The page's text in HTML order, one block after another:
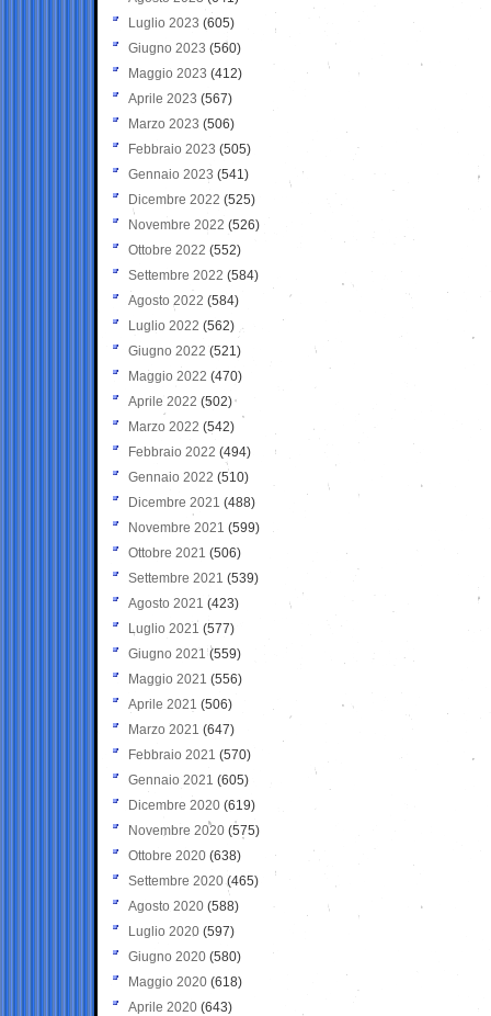
Luglio 2023 (605)
Giugno 2023 (560)
Maggio 2023 (412)
Aprile 2023 (567)
Marzo 2023 (506)
Febbraio 2023 (505)
Gennaio 2023 (541)
Dicembre 2022 (525)
Novembre 2022 (526)
Ottobre 2022 (552)
Settembre 2022 (584)
Agosto 2022 (584)
Luglio 2022 (562)
Giugno 2022 (521)
Maggio 2022 (470)
Aprile 2022 (502)
Marzo 2022 (542)
Febbraio 2022 (494)
Gennaio 2022 (510)
Dicembre 2021 (488)
Novembre 2021 (599)
Ottobre 2021 (506)
Settembre 2021 (539)
Agosto 2021 (423)
Luglio 2021 (577)
Giugno 2021(559)
Maggio 2021 (556)
Aprile 2021 (506)
Marzo 2021 (647)
Febbraio 2021 (570)
Gennaio 2021 (605)
Dicembre 2020 (619)
Novembre 2020 (575)
Ottobre 2020 (638)
Settembre 2020(465)
Agosto 2020 (588)
Luglio 2020 (597)
Giugno 2020 (580)
Maggio 2020 (618)
Aprile 2020 (643)